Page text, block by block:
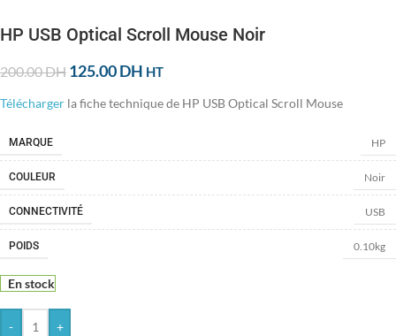
HP USB Optical Scroll Mouse Noir
200.00DH 125.00DH HT
Télécharger la fiche technique de HP USB Optical Scroll Mouse
MARQUE HP
COULEUR Noir
CONNECTIVITÉ USB
POIDS 0.10kg
En stock
- +